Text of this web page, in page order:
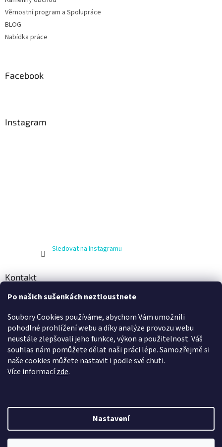
Po našich sušenkách neztloustnete
Soubory Cookies používáme, abychom Vám umožnili
pohodlné prohlížení webu a díky analýze provozu webu
neustále zlepšovali jeho funkce, výkon a použitelnost. Váš
souhlas nám pomůžete dělat naši práci lépe. Samozřejmě si
naše cookies můžete nastavit i podle své chuti.
Více informacízde.
Nastavení
Nechte se odměnit za váš nákup. Věrní zákazníci jsou pro nás to
Věrnostní program a Spolupráce
BLOG
Nabídka práce
Facebook
Instagram
Sledovat na Instagramu
Kontakt
info@zijnaboso.cz
Vivobarefoot Hradec Králové
vivobarefoot_hk
Vytvořil Shoptet